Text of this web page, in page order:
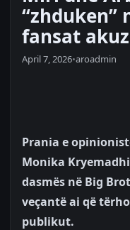
“zhduken”
fansat
April 7, 2026•aroadmin
Prania e
Monika
dasmës në Big
veçantë ai që
publikut.